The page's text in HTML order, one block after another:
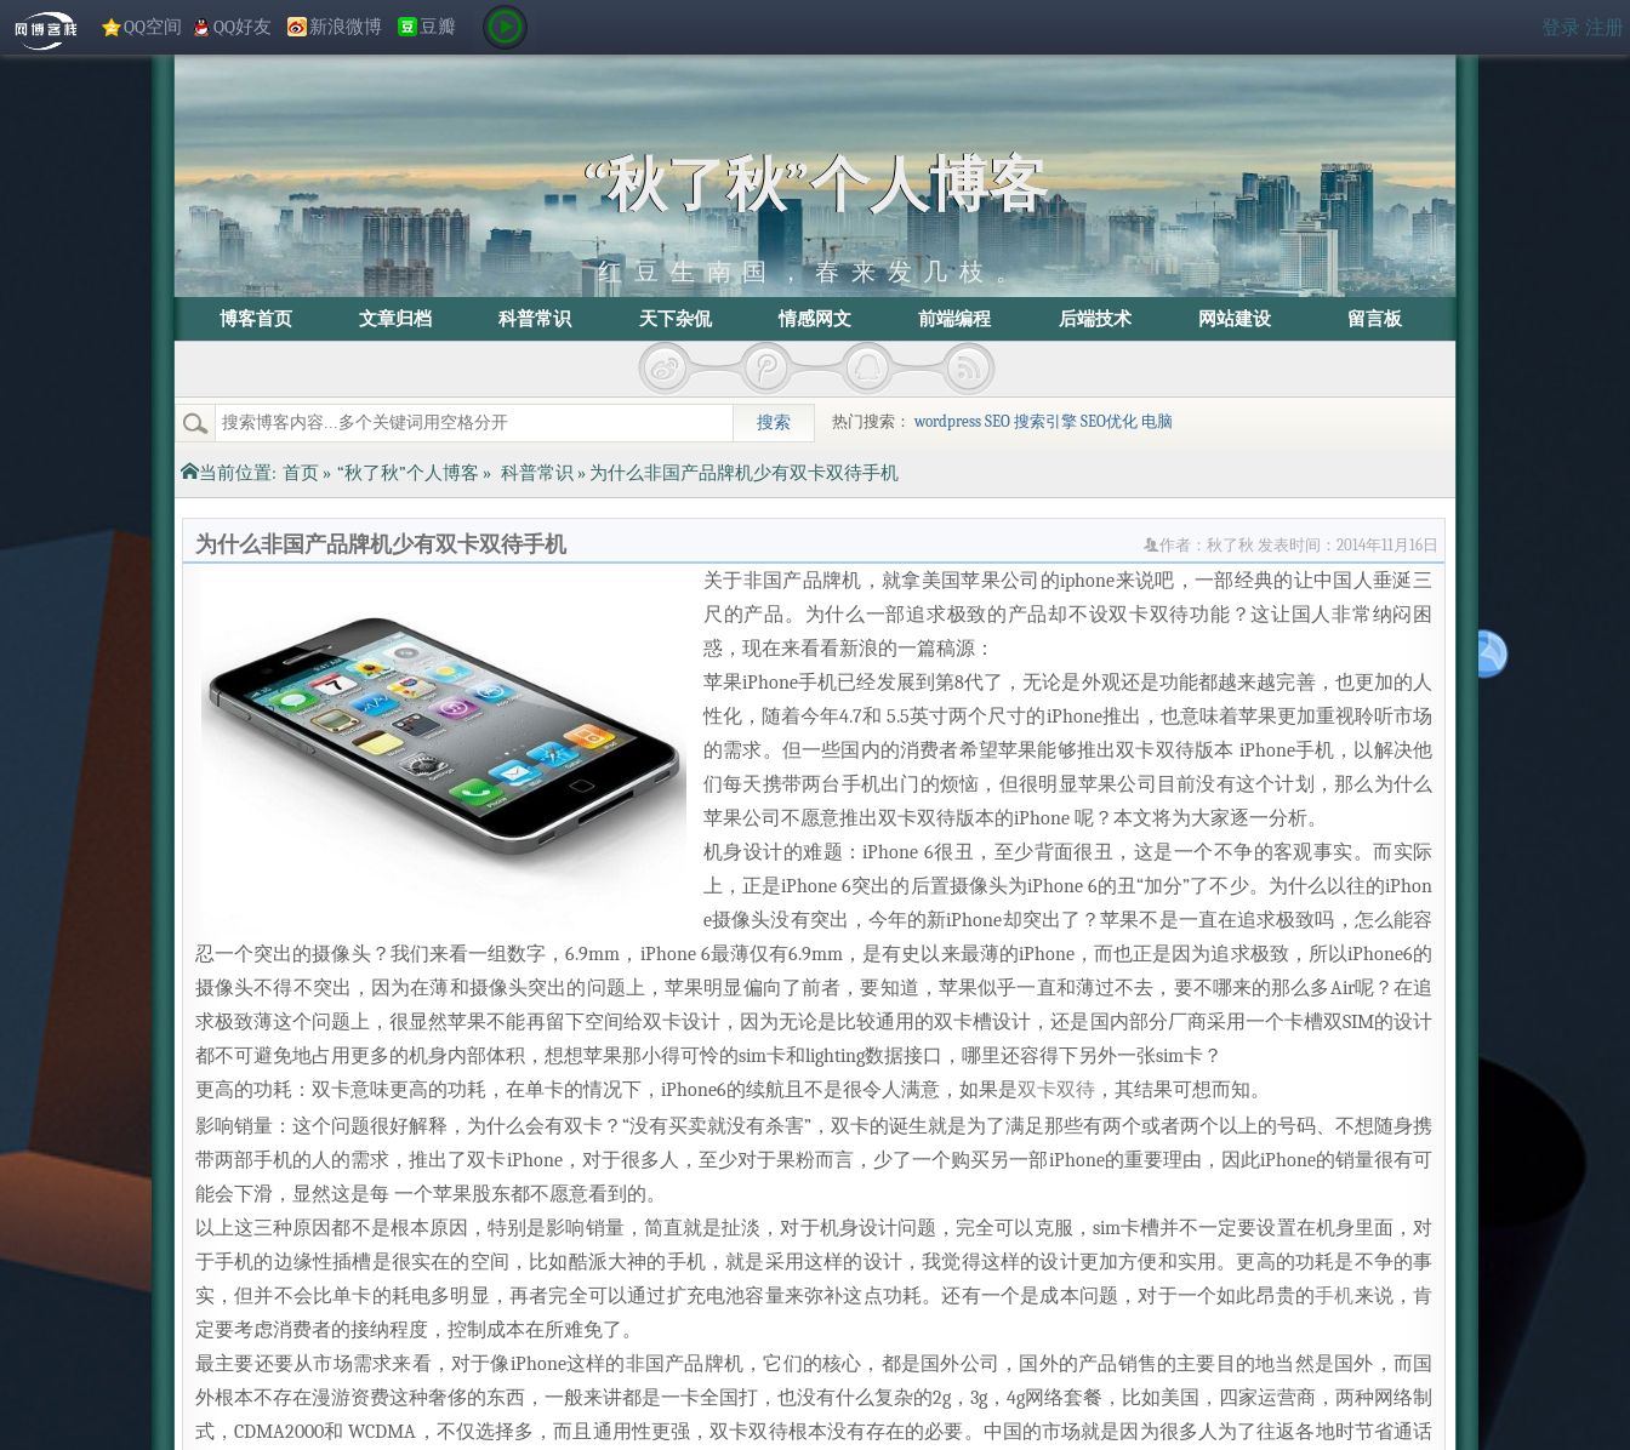
QQ空间 QQ好友 新浪微博 豆瓣 登录 注册
“秋了秋”个人博客
红豆生南国，春来发几枝。
博客首页 文章归档 科普常识 天下杂侃 情感网文 前端编程 后端技术 网站建设 留言板
热门搜索：wordpress SEO 搜索引擎 SEO优化 电脑
当前位置: 首页» “秋了秋”个人博客 » 科普常识 » 为什么非国产品牌机少有双卡双待手机
为什么非国产品牌机少有双卡双待手机 作者：秋了秋发表时间：2014年11月16日
关于非国产品牌机，就拿美国苹果公司的iphone来说吧，一部经典的让中国人垂涎三
尺的产品。为什么一部追求极致的产品却不设双卡双待功能？这让国人非常纳闷困
惑，现在来看看新浪的一篇稿源：
苹果iPhone手机已经发展到第8代了，无论是外观还是功能都越来越完善，也更加的人
性化，随着今年4.7和 5.5英寸两个尺寸的iPhone推出，也意味着苹果更加重视聆听市场
的需求。但一些国内的消费者希望苹果能够推出双卡双待版本 iPhone手机，以解决他
们每天携带两台手机出门的烦恼，但很明显苹果公司目前没有这个计划，那么为什么
苹果公司不愿意推出双卡双待版本的iPhone 呢？本文将为大家逐一分析。
机身设计的难题：iPhone 6很丑，至少背面很丑，这是一个不争的客观事实。而实际
上，正是iPhone 6突出的后置摄像头为iPhone 6的丑“加分”了不少。为什么以往的iPhon
e摄像头没有突出，今年的新iPhone却突出了？苹果不是一直在追求极致吗，怎么能容
忍一个突出的摄像头？我们来看一组数字，6.9mm，iPhone 6最薄仅有6.9mm，是有史以来最薄的iPhone，而也正是因为追求极致，所以iPhone6的
摄像头不得不突出，因为在薄和摄像头突出的问题上，苹果明显偏向了前者，要知道，苹果似乎一直和薄过不去，要不哪来的那么多Air呢？在追
求极致薄这个问题上，很显然苹果不能再留下空间给双卡设计，因为无论是比较通用的双卡槽设计，还是国内部分厂商采用一个卡槽双SIM的设计
都不可避免地占用更多的机身内部体积，想想苹果那小得可怜的sim卡和lighting数据接口，哪里还容得下另外一张sim卡？
更高的功耗：双卡意味更高的功耗，在单卡的情况下，iPhone6的续航且不是很令人满意，如果是双卡双待，其结果可想而知。
影响销量：这个问题很好解释，为什么会有双卡？“没有买卖就没有杀害”，双卡的诞生就是为了满足那些有两个或者两个以上的号码、不想随身携
带两部手机的人的需求，推出了双卡iPhone，对于很多人，至少对于果粉而言，少了一个购买另一部iPhone的重要理由，因此iPhone的销量很有可
能会下滑，显然这是每 一个苹果股东都不愿意看到的。
以上这三种原因都不是根本原因，特别是影响销量，简直就是扯淡，对于机身设计问题，完全可以克服，sim卡槽并不一定要设置在机身里面，对
于手机的边缘性插槽是很实在的空间，比如酷派大神的手机，就是采用这样的设计，我觉得这样的设计更加方便和实用。更高的功耗是不争的事
实，但并不会比单卡的耗电多明显，再者完全可以通过扩充电池容量来弥补这点功耗。还有一个是成本问题，对于一个如此昂贵的手机来说，肯
定要考虑消费者的接纳程度，控制成本在所难免了。
最主要还要从市场需求来看，对于像iPhone这样的非国产品牌机，它们的核心，都是国外公司，国外的产品销售的主要目的地当然是国外，而国
外根本不存在漫游资费这种奢侈的东西，一般来讲都是一卡全国打，也没有什么复杂的2g，3g，4g网络套餐，比如美国，四家运营商，两种网络制
式，CDMA2000和 WCDMA，不仅选择多，而且通用性更强，双卡双待根本没有存在的必要。中国的市场就是因为很多人为了往返各地时节省通话